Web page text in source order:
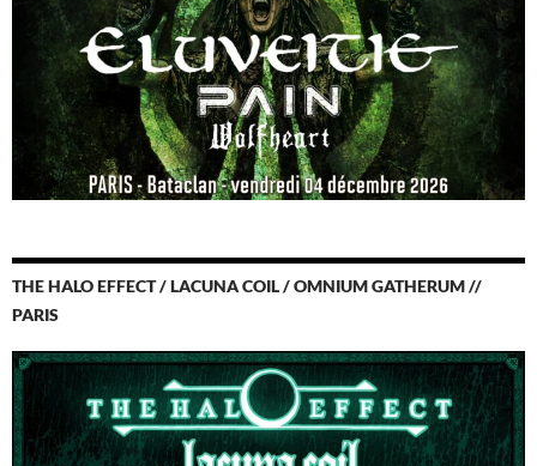
THE HALO EFFECT / LACUNA COIL / OMNIUM GATHERUM //
PARIS